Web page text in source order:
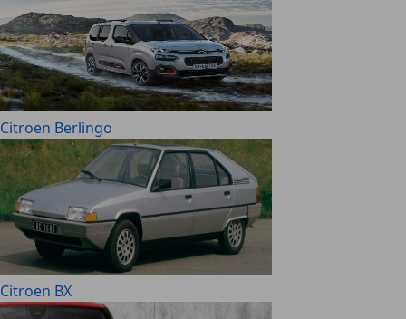
Citroen Berlingo
Citroen BX